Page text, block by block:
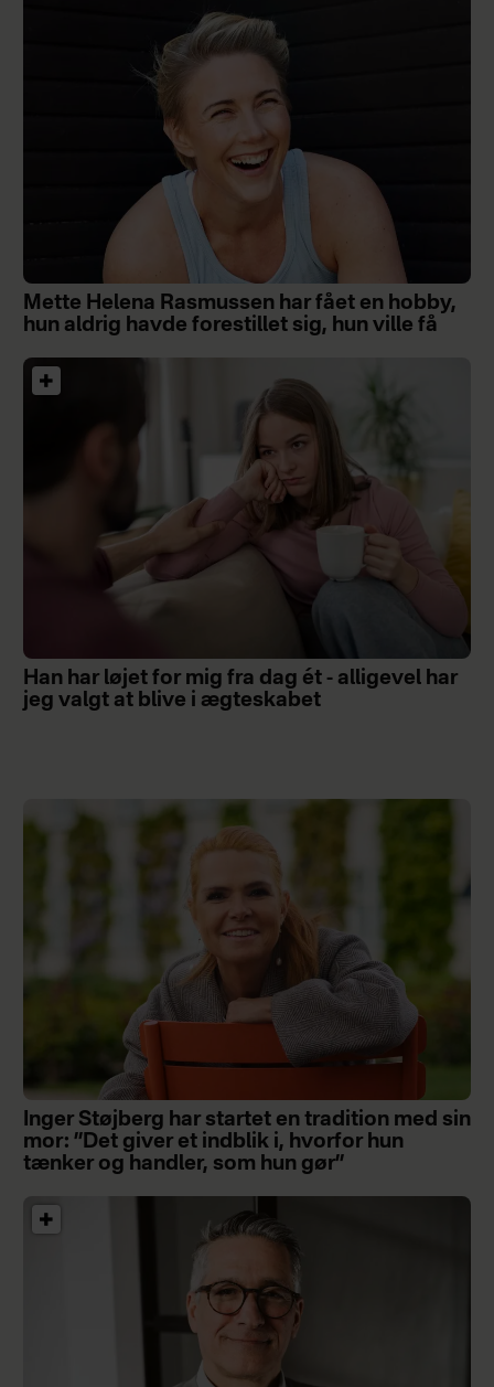
Mette Helena Rasmussen har fået en hobby,
hun aldrig havde forestillet sig, hun ville få
Han har løjet for mig fra dag ét - alligevel har
jeg valgt at blive i ægteskabet
Inger Støjberg har startet en tradition med sin
mor: ”Det giver et indblik i, hvorfor hun
tænker og handler, som hun gør”